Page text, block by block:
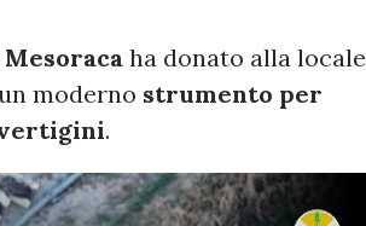
ha donato alla locale
moderno strumento per
vertigini.